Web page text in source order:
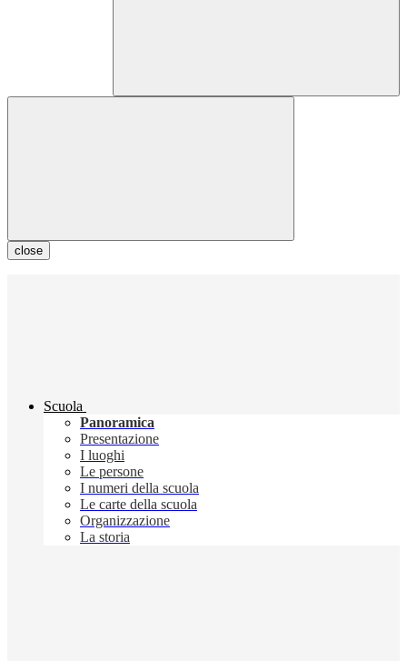
close
Scuola
Panoramica
Presentazione
I luoghi
Le persone
I numeri della scuola
Le carte della scuola
Organizzazione
La storia